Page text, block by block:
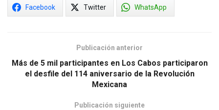
Facebook Twitter WhatsApp
Publicación anterior
Más de 5 mil participantes en Los Cabos participaron
el desfile del 114 aniversario de la Revolución
Mexicana
Publicación siguiente